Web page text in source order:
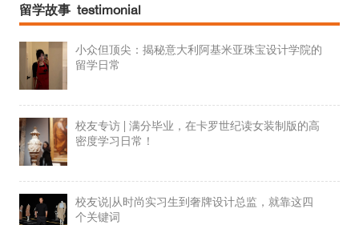
留学故事 testimonial
小众但顶尖：揭秘意大利阿基米亚珠宝设计学院的
留学日常
校友专访 | 满分毕业，在卡罗世纪读女装制版的高
密度学习日常！
校友说|从时尚实习生到奢牌设计总监，就靠这四
个关键词